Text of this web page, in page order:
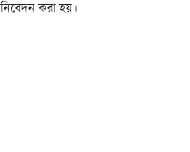
নিবেদন করা হয়।